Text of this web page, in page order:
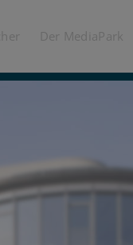
Der MediaPark